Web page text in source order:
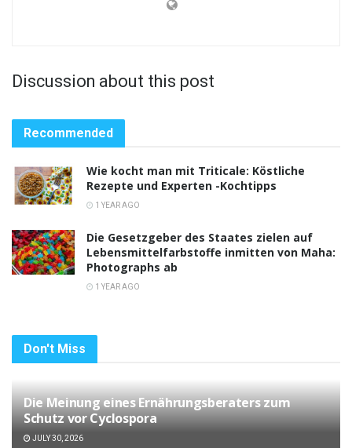
Discussion about this post
Recommended
Wie kocht man mit Triticale: Köstliche
Rezepte und Experten -Kochtipps
1 YEAR AGO
Die Gesetzgeber des Staates zielen auf
Lebensmittelfarbstoffe inmitten von Maha:
Photographs ab
1 YEAR AGO
Don't Miss
Die Meinung eines Ernährungsberaters zum
Schutz vor Cyclospora
JULY 30, 2026